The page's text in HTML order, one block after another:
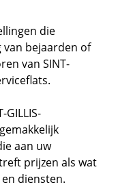
die
van bejaarden of
van SINT-
aan uw
prijzen als wat
diensten.